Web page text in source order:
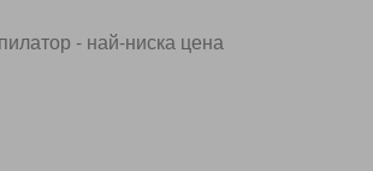
- най-ниска цена